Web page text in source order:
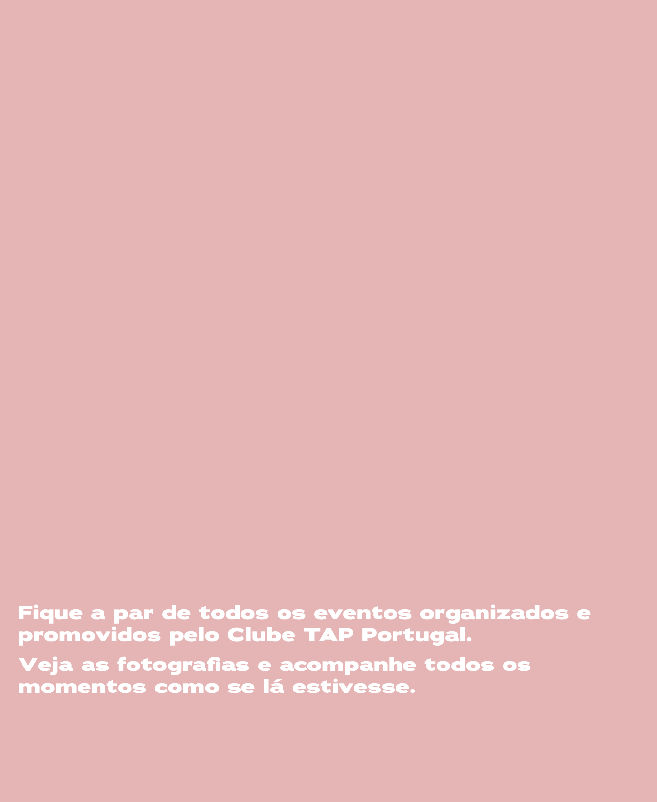
Fique a par de todos os eventos organizados e
promovidos pelo Clube TAP Portugal.
Veja as fotografias e acompanhe todos os
momentos como se lá estivesse.